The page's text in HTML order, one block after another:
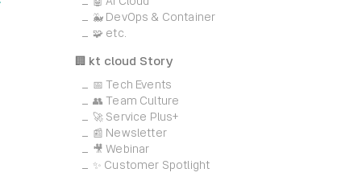
🐳 DevOps & Container
🧩 etc.
🏢 kt cloud Story
📅 Tech Events
👥 Team Culture
🚀 Service Plus+
📰 Newsletter
🎥 Webinar
✨ Customer Spotlight